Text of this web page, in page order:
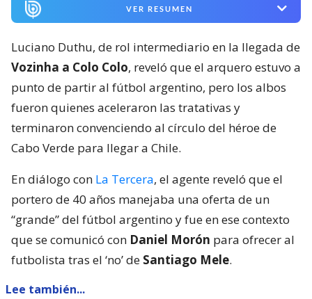
VER RESUMEN
Luciano Duthu, de rol intermediario en la llegada de
Vozinha a Colo Colo, reveló que el arquero estuvo a
punto de partir al fútbol argentino, pero los albos
fueron quienes aceleraron las tratativas y
terminaron convenciendo al círculo del héroe de
Cabo Verde para llegar a Chile.
En diálogo con La Tercera, el agente reveló que el
portero de 40 años manejaba una oferta de un
“grande” del fútbol argentino y fue en ese contexto
que se comunicó con Daniel Morón para ofrecer al
futbolista tras el ‘no’ de Santiago Mele.
Lee también...